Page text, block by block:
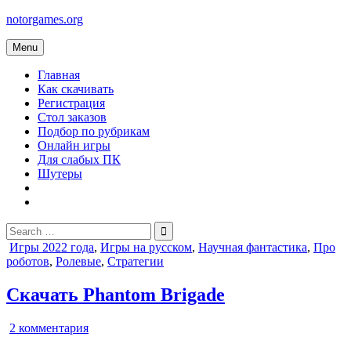
Skip
content
notorgames.org
Menu
Главная
Как скачивать
Регистрация
Стол заказов
Подбор по рубрикам
Онлайн игры
Для слабых ПК
Шутеры
Search
for:
Posted
in
Игры 2022 года, Игры на русском, Научная фантастика, Про
роботов, Ролевые, Стратегии
Скачать Phantom Brigade
2 комментарияк